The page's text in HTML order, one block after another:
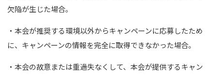
欠陥が生じた場合｡
・本会が推奨する環境以外からキャンペーンに応募したため
に、キャンペーンの情報を完全に取得できなかった場合｡
・本会の故意または重過失なくして、本会が提供するキャン